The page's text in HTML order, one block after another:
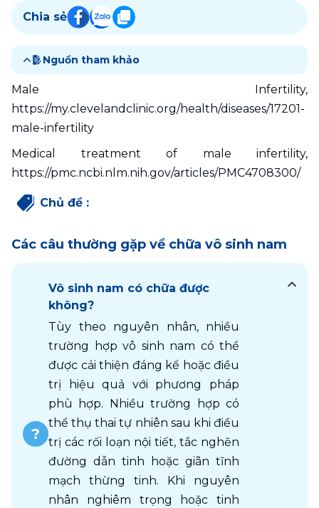
Chia sẻ
Nguồn tham khảo
Male Infertility,
https://my.clevelandclinic.org/health/diseases/17201-
male-infertility
Medical treatment of male infertility,
https://pmc.ncbi.nlm.nih.gov/articles/PMC4708300/
Chủ đề :
Các câu thường gặp về chữa vô sinh nam
Vô sinh nam có chữa được
không?
Tùy theo nguyên nhân, nhiều
trường hợp vô sinh nam có thể
được cải thiện đáng kể hoặc điều
trị hiệu quả với phương pháp
phù hợp. Nhiều trường hợp có
thể thụ thai tự nhiên sau khi điều
trị các rối loạn nội tiết, tắc nghẽn
đường dẫn tinh hoặc giãn tĩnh
mạch thừng tinh. Khi nguyên
nhân nghiêm trọng hoặc tinh